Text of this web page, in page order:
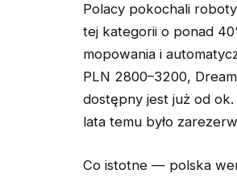
Polacy pokochali
tej kategorii o ponad
mopowania i
PLN 2800–3200,
dostępny jest już od
lata temu było
Co istotne — polska